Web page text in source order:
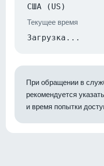
США (US)
Текущее время
Загрузка...
При обращении в
рекомендуется
и время попытки